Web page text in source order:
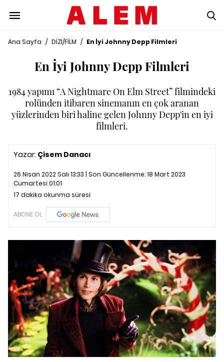
Ana Sayfa / DİZİ/FİLM / En İyi Johnny Depp Filmleri
En İyi Johnny Depp Filmleri
1984 yapımı “A Nightmare On Elm Street” filmindeki
rolünden itibaren sinemanın en çok aranan
yüzlerinden biri haline gelen Johnny Depp'in en iyi
filmleri.
Yazar: Çisem Danacı
26 Nisan 2022 Salı 13:33 | Son Güncellenme:18 Mart 2023
Cumartesi 01:01
17 dakika okunma süresi
ABONE OL